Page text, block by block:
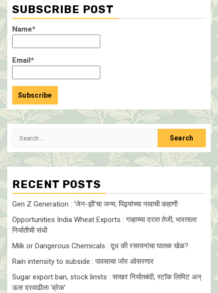
SUBSCRIBE POST
Name*
Email*
Search
RECENT POSTS
Gen Z Generation : ‘जेन-झी’चा जन्म; पिढ्यांच्या नावाची कहाणी
Opportunities India Wheat Exports : गव्हाच्या दरात तेजी, भारताला
निर्यातीची संधी
Milk or Dangerous Chemicals : दूध की रसायनांचा घातक खेळ?
Rain intensity to subside : पावसाचा जोर ओसरणार
Sugar export ban, stock limits : साखर निर्यातबंदी, स्टॉक लिमिट अन्
ऊस दरवाढीला ‘ब्रेक’